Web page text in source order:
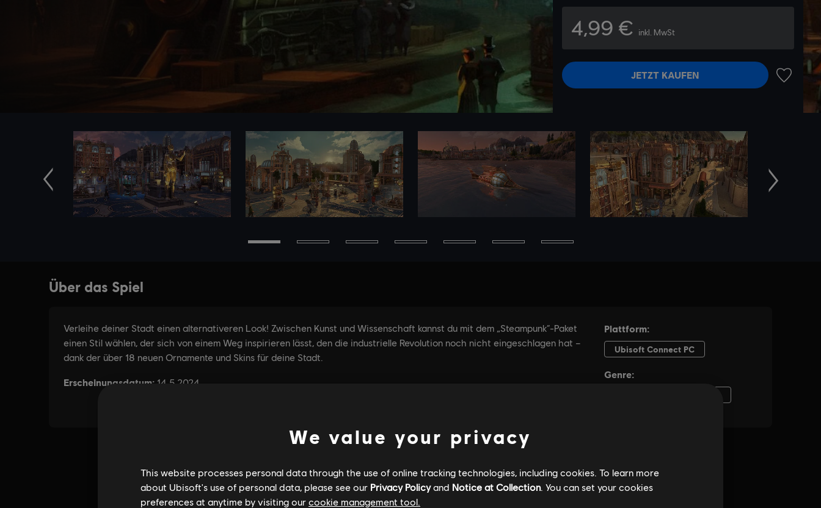
4,99 € inkl. MwSt
JETZT KAUFEN
Zurück Weiter
We value your privacy
This website processes personal data through the use of online tracking technologies, including cookies. To learn more
about Ubisoft's use of personal data, please see our Privacy Policyand Notice at Collection. You can set your cookies
preferences at anytime by visiting our cookie management tool.